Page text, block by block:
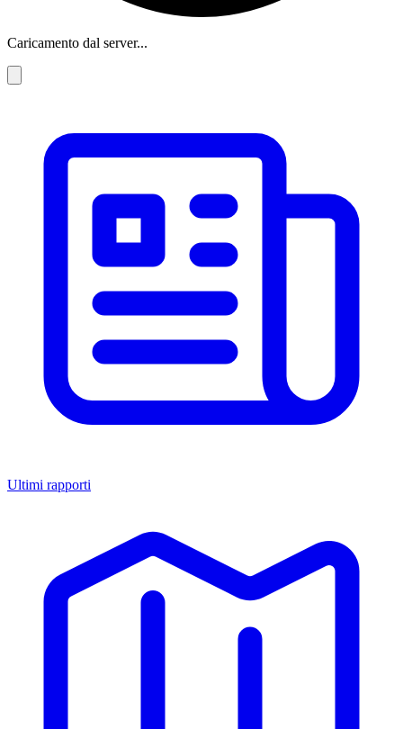
Caricamento dal server...
Ultimi rapporti